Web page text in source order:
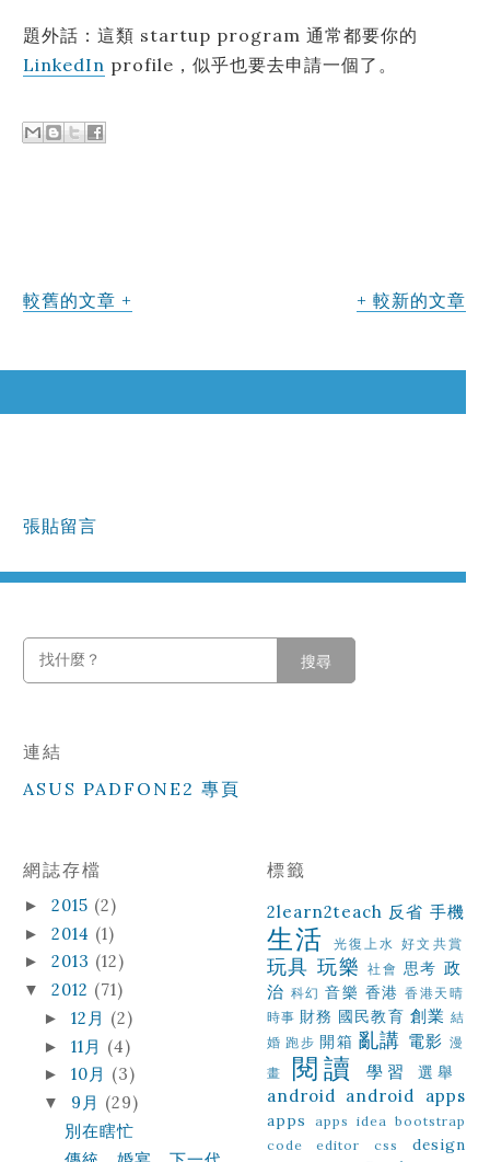
題外話：這類 startup program 通常都要你的
LinkedIn profile，似乎也要去申請一個了。
較舊的文章 較新的文章
張貼留言
搜尋
連結
ASUS PADFONE2 專頁
網誌存檔
►2015 (2)
►2014 (1)
►2013 (12)
▼2012 (71)
►12月 (2)
►11月 (4)
►10月 (3)
▼ 9月 (29)
別在瞎忙
標籤
2learn2teach 反省 手機
生活 光復上水 好文共賞
玩具 玩樂 社會 思考 政
治 科幻 音樂 香港 香港天晴
時事 財務 國民教育 創業 結
婚 跑步 開箱 亂講 電影 漫
畫
閱讀 學習 選舉
android android apps
apps apps idea bootstrap
code editor
css
design